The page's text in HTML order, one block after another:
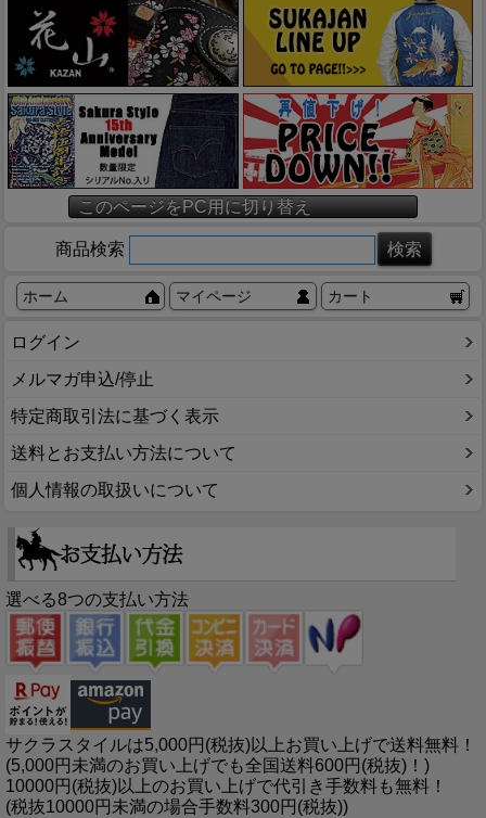
このページをPC用に切り替え
商品検索
ホーム マイページ カート
ログイン
メルマガ申込/停止
特定商取引法に基づく表示
送料とお支払い方法について
個人情報の取扱いについて
選べる8つの支払い方法
サクラスタイルは5,000円(税抜)以上お買い上げで送料無料！
(5,000円未満のお買い上げでも全国送料600円(税抜)！)
10000円(税抜)以上のお買い上げで代引き手数料も無料！
(税抜10000円未満の場合手数料300円(税抜))